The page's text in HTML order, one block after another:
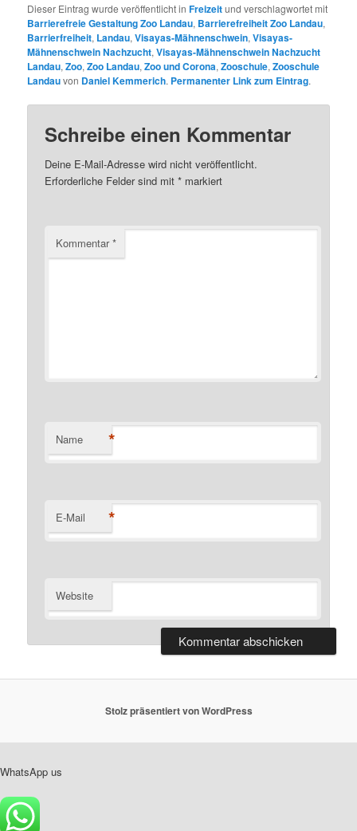
Dieser Eintrag wurde veröffentlicht inFreizeitund verschlagwortet mit
Barrierefreie Gestaltung Zoo Landau, Barrierefreiheit Zoo Landau,
Barrierfreiheit, Landau,Visayas-Mähnenschwein,Visayas-
Mähnenschwein Nachzucht,Visayas-Mähnenschwein Nachzucht
Landau,Zoo,Zoo Landau,Zoo und Corona,Zooschule,Zooschule
Landauvon Daniel Kemmerich. Permanenter Link zum Eintrag.
Schreibe einen Kommentar
Deine E-Mail-Adresse wird nicht veröffentlicht.
Erforderliche Felder sind mit* markiert
Kommentar*
Name *
E-Mail *
Website
Stolz präsentiert von WordPress
WhatsApp us